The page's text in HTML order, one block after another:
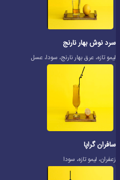
سرد نوش بهار نارنج
لیمو تازه، عرق بهار نارنج، سودا، عسل
سافران گراپا
زعفران، لیمو تازه، سودا